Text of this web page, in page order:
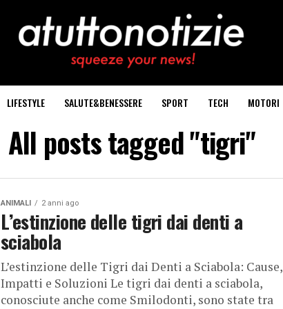
LIFESTYLE SALUTE&BENESSERE SPORT TECH MOTORI
All posts tagged "tigri"
ANIMALI 2 anni ago
L’estinzione delle tigri dai denti a
sciabola
L’estinzione delle Tigri dai Denti a Sciabola: Cause,
Impatti e Soluzioni Le tigri dai denti a sciabola,
conosciute anche come Smilodonti, sono state tra